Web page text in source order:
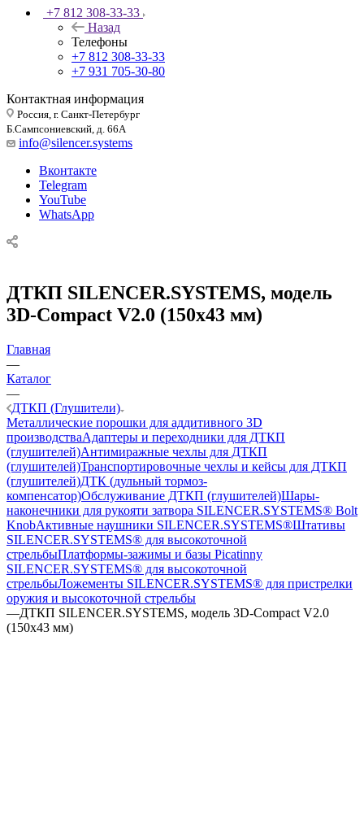
+7 812 308-33-33
Назад
Телефоны
+7 812 308-33-33
+7 931 705-30-80
Контактная информация
Россия, г. Санкт-Петербург
Б.Сампсониевский, д. 66А
info@silencer.systems
Вконтакте
Telegram
YouTube
WhatsApp
ДТКП SILENCER.SYSTEMS, модель
3D-Compact V2.0 (150x43 мм)
Главная
—
Каталог
—
ДТКП (Глушители)
Металлические порошки для аддитивного 3D
производстваАдаптеры и переходники для ДТКП
(глушителей)Антимиражные чехлы для ДТКП
(глушителей)Транспортировочные чехлы и кейсы для ДТКП
(глушителей)ДТК (дульный тормоз-
компенсатор)Обслуживание ДТКП (глушителей)Шары-
наконечники для рукояти затвора SILENCER.SYSTEMS® Bolt
KnobАктивные наушники SILENCER.SYSTEMS®Штативы
SILENCER.SYSTEMS® для высокоточной
стрельбыПлатформы-зажимы и базы Picatinny
SILENCER.SYSTEMS® для высокоточной
стрельбыЛожементы SILENCER.SYSTEMS® для пристрелки
оружия и высокоточной стрельбы
—ДТКП SILENCER.SYSTEMS, модель 3D-Compact V2.0
(150x43 мм)